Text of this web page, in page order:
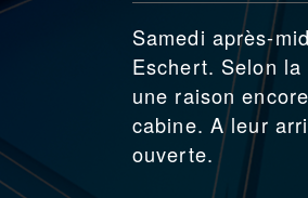
Samedi après-
Eschert. Selon
une raison
cabine. A leur
ouverte.